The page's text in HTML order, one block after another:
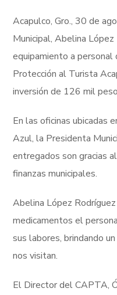
Acapulco, Gro., 30 de
Municipal, Abelina
equipamiento a
Protección al Turista
inversión de 126 mil
En las oficinas ubicadas
Azul, la Presidenta
entregados son gracias
finanzas municipales.
Abelina López
medicamentos el
sus labores, brindando
nos visitan.
El Director del CAPTA,